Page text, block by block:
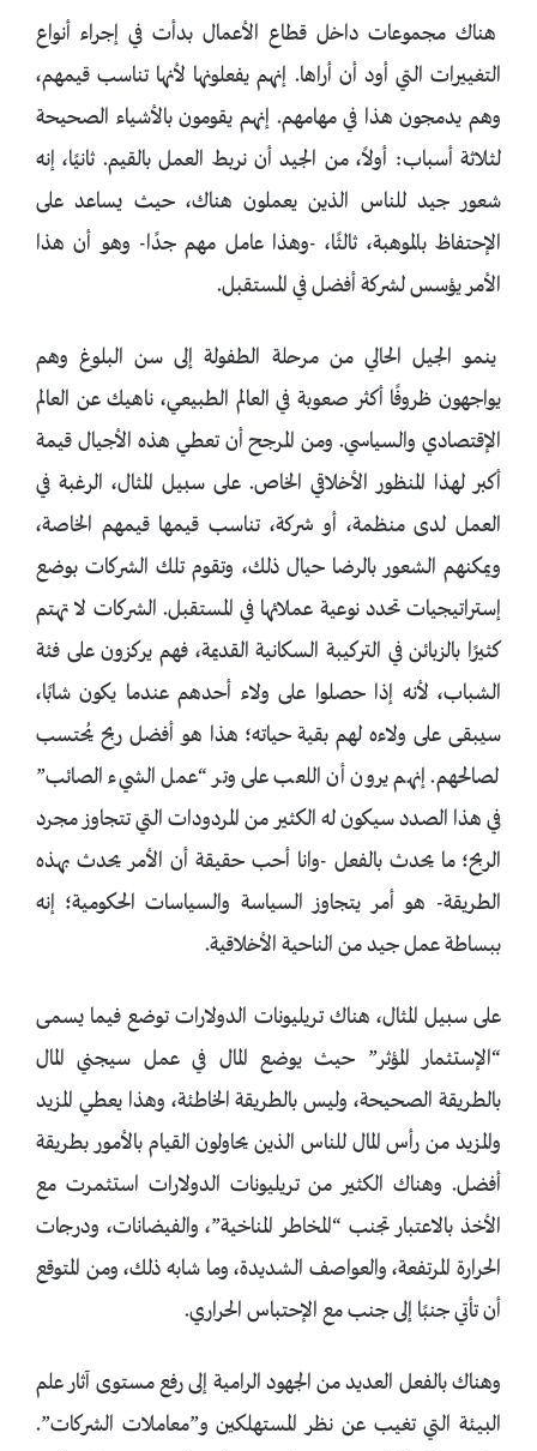
هناك مجموعات داخل قطاع الأعمال بدأت في إجراء أنواع
التغييرات التي أود أن أراها. إنهم يفعلونها لأنها تناسب قيمهم،
وهم يدمجون هذا في مهامهم. إنهم يقومون بالأشياء الصحيحة
لثلاثة أسباب: أولاً، من الجيد أن نربط العمل بالقيم. ثانيًا، إنه
شعور جيد للناس الذين يعملون هناك، حيث يساعد على
الإحتفاظ بالموهبة، ثالثًا، -وهذا عامل مهم جدًا- وهو أن هذا
الأمر يؤسس لشركة أفضل في المستقبل.
ينمو الجيل الحالي من مرحلة الطفولة إلى سن البلوغ وهم
يواجهون ظروفًا أكثر صعوبة في العالم الطبيعي، ناهيك عن العالم
الإقتصادي والسياسي. ومن المرجح أن تعطي هذه الأجيال قيمة
أكبر لهذا المنظور الأخلاقي الخاص. على سبيل المثال، الرغبة في
العمل لدى منظمة، أو شركة، تناسب قيمها قيمهم الخاصة،
ويمكنهم الشعور بالرضا حيال ذلك، وتقوم تلك الشركات بوضع
إستراتيجيات تحدد نوعية عملائها في المستقبل. الشركات لا تهتم
كثيرًا بالزبائن في التركيبة السكانية القديمة، فهم يركزون على فئة
الشباب، لأنه إذا حصلوا على ولاء أحدهم عندما يكون شابًا،
سيبقى على ولاءه لهم بقية حياته؛ هذا هو أفضل ربح يُحتسب
لصالحهم. إنهم يرون أن اللعب على وتر “عمل الشيء الصائب”
في هذا الصدد سيكون له الكثير من المردودات التي تتجاوز مجرد
الربح؛ ما يحدث بالفعل -وانا أحب حقيقة أن الأمر يحدث بهذه
الطريقة- هو أمر يتجاوز السياسة والسياسات الحكومية؛ إنه
ببساطة عمل جيد من الناحية الأخلاقية.
على سبيل المثال، هناك تريليونات الدولارات توضع فيما يسمى
“الإستثمار المؤثر” حيث يوضع المال في عمل سيجني المال
بالطريقة الصحيحة، وليس بالطريقة الخاطئة، وهذا يعطي المزيد
والمزيد من رأس المال للناس الذين يحاولون القيام بالأمور بطريقة
أفضل. وهناك الكثير من تريليونات الدولارات استثمرت مع
الأخذ بالاعتبار تجنب “المخاطر المناخية”، والفيضانات، ودرجات
الحرارة المرتفعة، والعواصف الشديدة، وما شابه ذلك، ومن المتوقع
أن تأتي جنبًا إلى جنب مع الإحتباس الحراري.
وهناك بالفعل العديد من الجهود الرامية إلى رفع مستوى آثار علم
البيئة التي تغيب عن نظر المستهلكين و”معاملات الشركات”.